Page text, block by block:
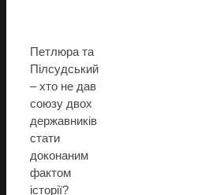
Петлюра та
Пілсудський
– хто не дав
союзу двох
державників
стати
доконаним
фактом
історії?